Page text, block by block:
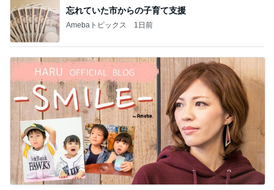
忘れていた市からの子育て支援
Amebaトピックス 1日前